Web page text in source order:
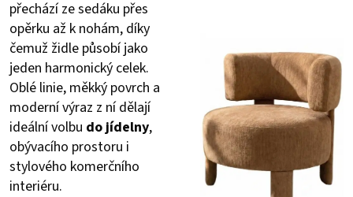
přechází ze sedáku přes
opěrku až k nohám, díky
čemuž židle působí jako
jeden harmonický celek.
Oblé linie, měkký povrch a
moderní výraz z ní dělají
ideální volbu do jídelny,
obývacího prostoru i
stylového komerčního
interiéru.